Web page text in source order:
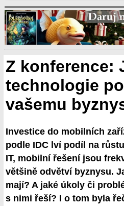
Z konference:
technologie
vašemu
Investice do mobilních
podle IDC lví podíl na
IT, mobilní řešení jsou
většině odvětví byznysu.
mají? A jaké úkoly či
s nimi řeší? I o tom byla